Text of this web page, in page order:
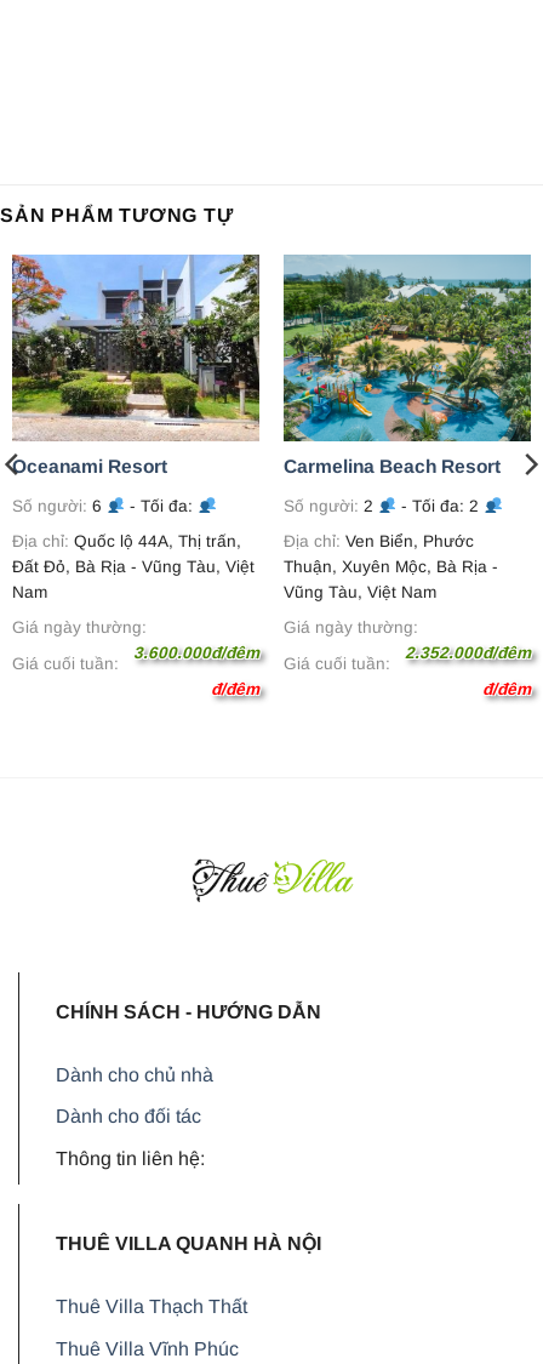
SẢN PHẨM TƯƠNG TỰ
Oceanami Resort
Số người: 6
- Tối đa:
Địa chỉ: Quốc lộ 44A, Thị trấn,
Đất Đỏ, Bà Rịa - Vũng Tàu, Việt
Nam
Giá ngày thường:
3.600.000đ/đêm
Giá cuối tuần:
đ/đêm
Carmelina Beach Resort
Số người: 2
- Tối đa: 2
Địa chỉ: Ven Biển, Phước
Thuận, Xuyên Mộc, Bà Rịa -
Vũng Tàu, Việt Nam
Giá ngày thường:
2.352.000đ/đêm
Giá cuối tuần:
đ/đêm
CHÍNH SÁCH - HƯỚNG DẪN
Dành cho chủ nhà
Dành cho đối tác
Thông tin liên hệ:
THUÊ VILLA QUANH HÀ NỘI
Thuê Villa Thạch Thất
Thuê Villa Vĩnh Phúc